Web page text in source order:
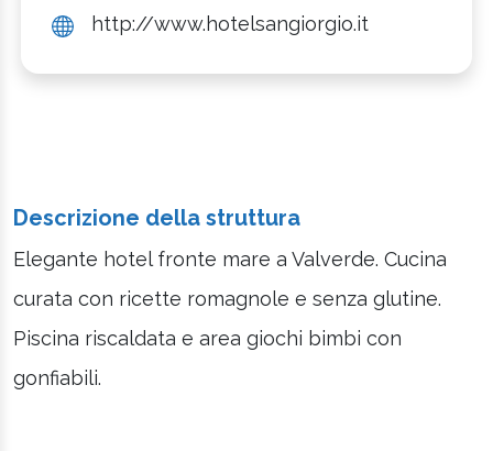
http://www.hotelsangiorgio.it
Descrizione della struttura
Elegante hotel fronte mare a Valverde. Cucina
curata con ricette romagnole e senza glutine.
Piscina riscaldata e area giochi bimbi con
gonfiabili.